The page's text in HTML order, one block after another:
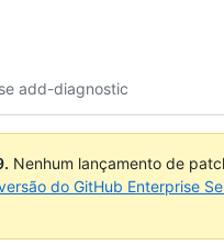
add-diagnostic
. Nenhum lançamento de
do GitHub Enterprise